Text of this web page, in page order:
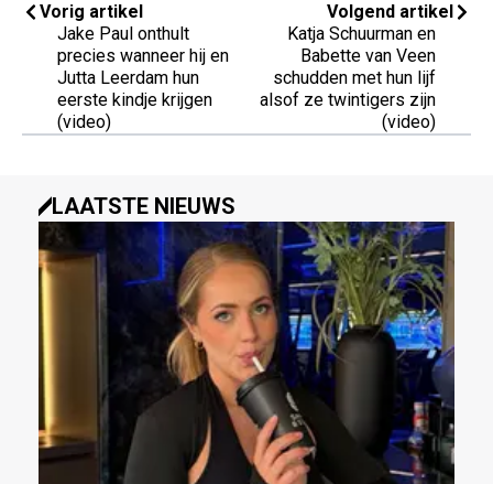
Vorig artikel
Jake Paul onthult
precies wanneer hij en
Jutta Leerdam hun
eerste kindje krijgen
(video)
Volgend artikel
Katja Schuurman en
Babette van Veen
schudden met hun lijf
alsof ze twintigers zijn
(video)
LAATSTE NIEUWS